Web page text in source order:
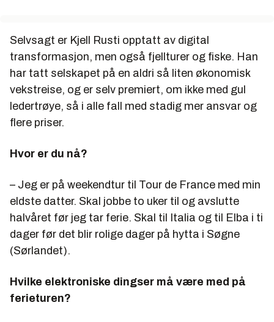
styreleder i Dataforeningen.
Selvsagt er Kjell Rusti opptatt av digital
transformasjon, men også fjellturer og fiske. Han
har tatt selskapet på en aldri så liten økonomisk
vekstreise, og er selv premiert, om ikke med gul
ledertrøye, så i alle fall med stadig mer ansvar og
flere priser.
Hvor er du nå?
– Jeg er på weekendtur til Tour de France med min
eldste datter. Skal jobbe to uker til og avslutte
halvåret før jeg tar ferie. Skal til Italia og til Elba i ti
dager før det blir rolige dager på hytta i Søgne
(Sørlandet).
Hvilke elektroniske dingser må være med på
ferieturen?